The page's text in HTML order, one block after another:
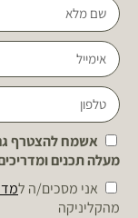
אשמח להצטרף גם
מעלה תכנים ומדריכים
אני מסכים/ה ל
מהקליניקה